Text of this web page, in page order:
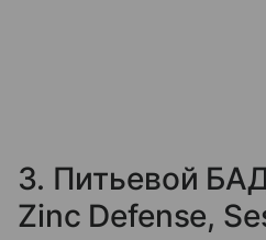
3. Питьевой
Zinc Defense,